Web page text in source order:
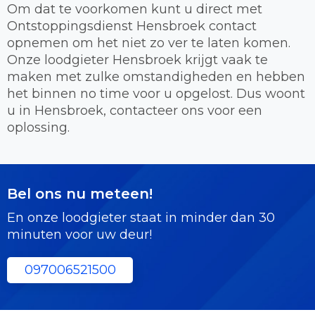
Om dat te voorkomen kunt u direct met
Ontstoppingsdienst Hensbroek contact
opnemen om het niet zo ver te laten komen.
Onze loodgieter Hensbroek krijgt vaak te
maken met zulke omstandigheden en hebben
het binnen no time voor u opgelost. Dus woont
u in Hensbroek, contacteer ons voor een
oplossing.
Bel ons nu meteen!
En onze loodgieter staat in minder dan 30
minuten voor uw deur!
097006521500